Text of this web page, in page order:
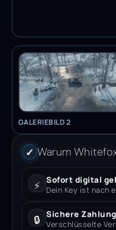
GALERIEBILD 2
✓ Warum
⚡ Sofort digital
Dein Key ist nach
🔒 Sichere Zahlung
Verschlüsselte